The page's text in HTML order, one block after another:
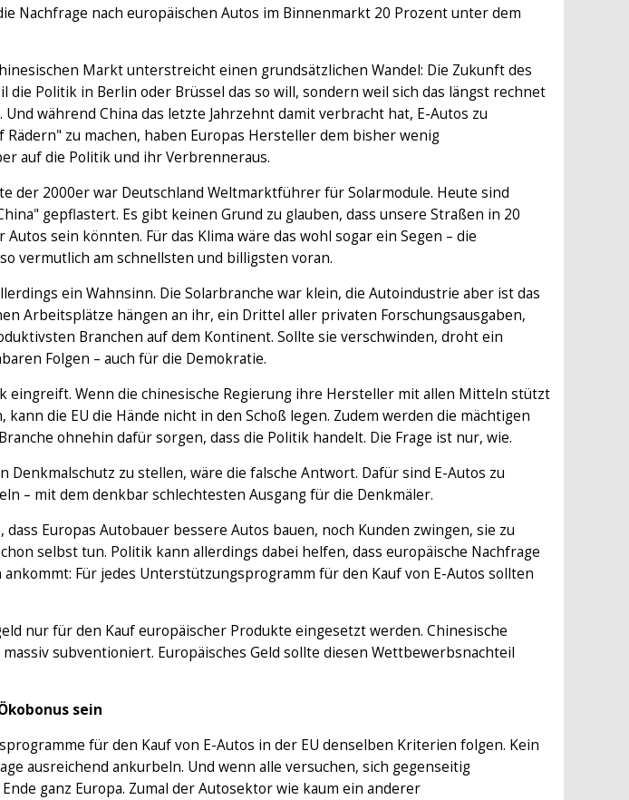
Nachfrage nach europäischen Autos im Binnenmarkt 20 Prozent unter dem
Markt unterstreicht einen grundsätzlichen Wandel: Die Zukunft des
die Politik in Berlin oder Brüssel das so will, sondern weil sich das längst rechnet
während China das letzte Jahrzehnt damit verbracht hat, E-Autos zu
zu machen, haben Europas Hersteller dem bisher wenig
auf die Politik und ihr Verbrenneraus.
der 2000er war Deutschland Weltmarktführer für Solarmodule. Heute sind
gepflastert. Es gibt keinen Grund zu glauben, dass unsere Straßen in 20
sein könnten. Für das Klima wäre das wohl sogar ein Segen – die
vermutlich am schnellsten und billigsten voran.
ein Wahnsinn. Die Solarbranche war klein, die Autoindustrie aber ist das
Arbeitsplätze hängen an ihr, ein Drittel aller privaten Forschungsausgaben,
Branchen auf dem Kontinent. Sollte sie verschwinden, droht ein
Folgen – auch für die Demokratie.
eingreift. Wenn die chinesische Regierung ihre Hersteller mit allen Mitteln stützt
kann die EU die Hände nicht in den Schoß legen. Zudem werden die mächtigen
ohnehin dafür sorgen, dass die Politik handelt. Die Frage ist nur, wie.
Denkmalschutz zu stellen, wäre die falsche Antwort. Dafür sind E-Autos zu
– mit dem denkbar schlechtesten Ausgang für die Denkmäler.
Europas Autobauer bessere Autos bauen, noch Kunden zwingen, sie zu
selbst tun. Politik kann allerdings dabei helfen, dass europäische Nachfrage
Für jedes Unterstützungsprogramm für den Kauf von E-Autos sollten
nur für den Kauf europäischer Produkte eingesetzt werden. Chinesische
subventioniert. Europäisches Geld sollte diesen Wettbewerbsnachteil
sein
für den Kauf von E-Autos in der EU denselben Kriterien folgen. Kein
ausreichend ankurbeln. Und wenn alle versuchen, sich gegenseitig
ganz Europa. Zumal der Autosektor wie kaum ein anderer